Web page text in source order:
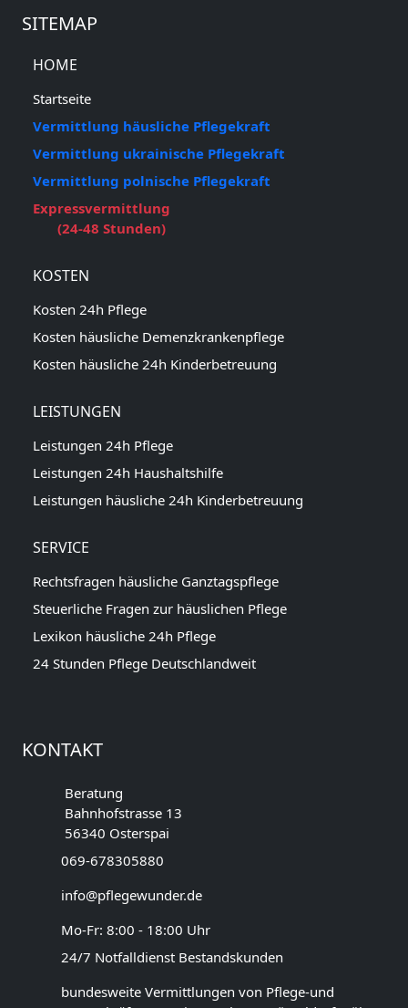
SITEMAP
HOME
Startseite
Vermittlung häusliche Pflegekraft
Vermittlung ukrainische Pflegekraft
Vermittlung polnische Pflegekraft
Expressvermittlung
(24-48 Stunden)
KOSTEN
Kosten 24h Pflege
Kosten häusliche Demenzkrankenpflege
Kosten häusliche 24h Kinderbetreuung
LEISTUNGEN
Leistungen 24h Pflege
Leistungen 24h Haushaltshilfe
Leistungen häusliche 24h Kinderbetreuung
SERVICE
Rechtsfragen häusliche Ganztagspflege
Steuerliche Fragen zur häuslichen Pflege
Lexikon häusliche 24h Pflege
24 Stunden Pflege Deutschlandweit
KONTAKT
Beratung
Bahnhofstrasse 13
56340 Osterspai
069-678305880
info@pflegewunder.de
Mo-Fr: 8:00 - 18:00 Uhr
24/7 Notfalldienst Bestandskunden
bundesweite Vermittlungen von Pflege-und